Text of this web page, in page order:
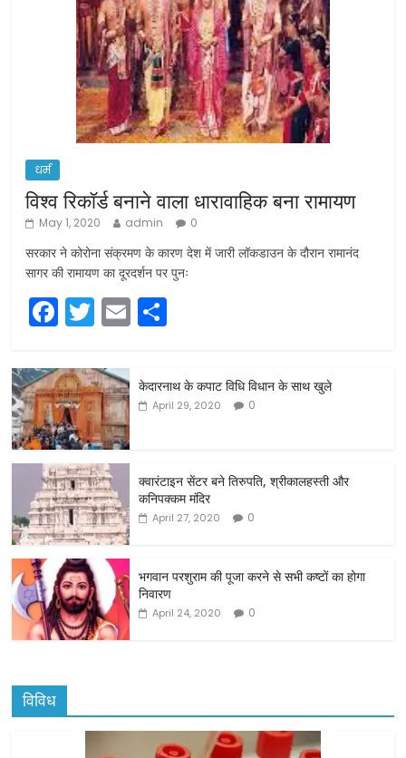
धर्म
विश्व रिकॉर्ड बनाने वाला धारावाहिक बना रामायण
May 1, 2020 admin 0
सरकार ने कोरोना संक्रमण के कारण देश में जारी लॉकडाउन के दौरान रामानंद
सागर की रामायण का दूरदर्शन पर पुनः
F
c
e
b
o
o
k
T
itt
er
E
ai ar
e
केदारनाथ के कपाट विधि विधान के साथ खुले
April 29, 2020 0
क्वारंटाइन सेंटर बने तिरुपति, श्रीकालहस्ती और
कनिपक्कम मंदिर
April 27, 2020 0
भगवान परशुराम की पूजा करने से सभी कष्टों का होगा
निवारण
April 24, 2020 0
विविध